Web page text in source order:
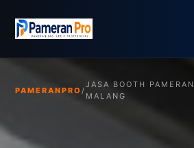
PAMERANPRO /
JASA BOOTH PAMERAN
MALANG